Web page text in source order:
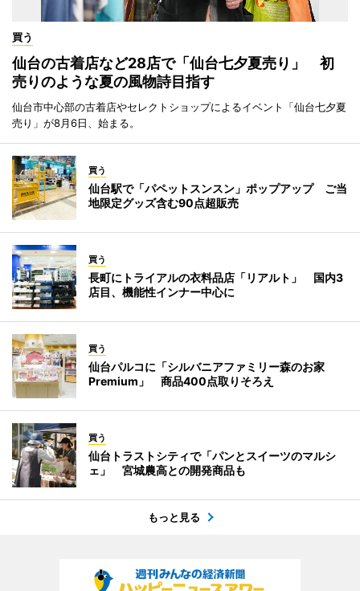
買う
仙台の古着店など28店で「仙台七夕夏売り」 初
売りのような夏の風物詩目指す
仙台市中心部の古着店やセレクトショップによるイベント「仙台七夕夏
売り」が8月6日、始まる。
買う
仙台駅で「パペットスンスン」ポップアップ ご当
地限定グッズ含む90点超販売
買う
長町にトライアルの衣料品店「リアルト」 国内3
店目、機能性インナー中心に
買う
仙台パルコに「シルバニアファミリー森のお家
Premium」 商品400点取りそろえ
買う
仙台トラストシティで「パンとスイーツのマルシ
ェ」 宮城農高との開発商品も
もっと見る